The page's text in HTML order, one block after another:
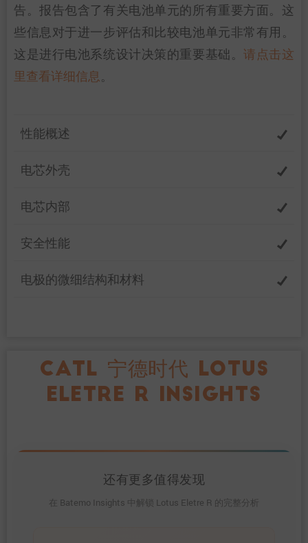
告。报告包含了有关电池单元的所有重要方面。这
些信息对于进一步评估和比较电池单元非常有用。
这是进行电池系统设计决策的重要基础。请点击这
里查看详细信息。
性能概述
电芯外壳
电芯内部
安全性能
电极的微细结构和材料
CATL 宁德时代 LOTUS
ELETRE R INSIGHTS
还有更多值得发现
在 Batemo Insights 中解锁 Lotus Eletre R 的完整分析